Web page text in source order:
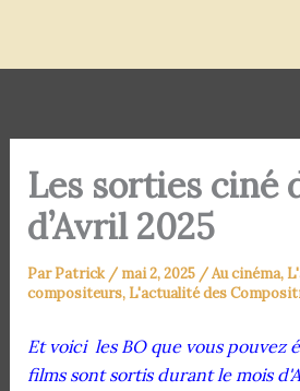
Les sorties ciné
d’Avril 2025
ParPatrick / mai 2, 2025 /Au cinéma,
compositeurs,L'actualité des
Et voici les BO que vous pouvez
films sont sortis durant le mois